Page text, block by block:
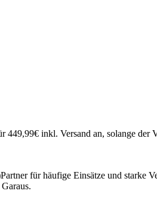
449,99€ inkl. Versand an, solange der
für häufige Einsätze und starke